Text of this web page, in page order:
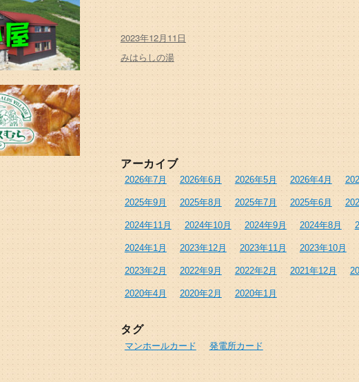
投
稿
日:
2023年12月11日
カ
ゴ
ー
みはらしの湯
アーカイブ
2026年7月 2026年6月 2026年5月 2026年4月
2025年9月 2025年8月 2025年7月 2025年6月
2024年11月 2024年10月 2024年9月 2024年8月
2024年1月 2023年12月 2023年11月 2023年10月
2023年2月 2022年9月 2022年2月 2021年12月
2020年4月 2020年2月 2020年1月
タグ
マンホールカード 発電所カード